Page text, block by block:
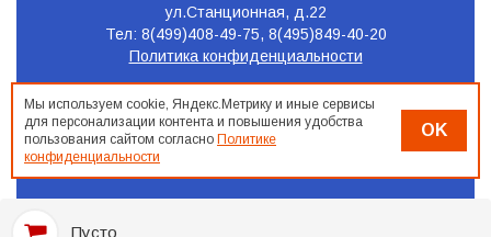
Пусто
ул.Станционная, д.22
Тел: 8(499)408-49-75, 8(495)849-40-20
Политика конфиденциальности
Продвижение
сайта
Seo-
Мы используем cookie, Яндекс.Метрику и иные сервисы
для персонализации контента и повышения удобства
пользования сайтом согласно Политике
конфиденциальности
OK